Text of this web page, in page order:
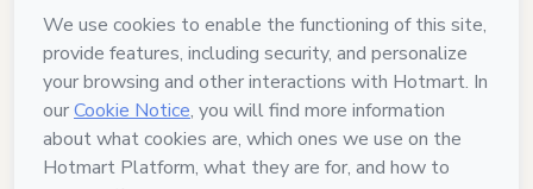
Silvia
"La formación en
biodescodificación me gusta y
estoy conforme con el
contenido. Estoy aplicando las